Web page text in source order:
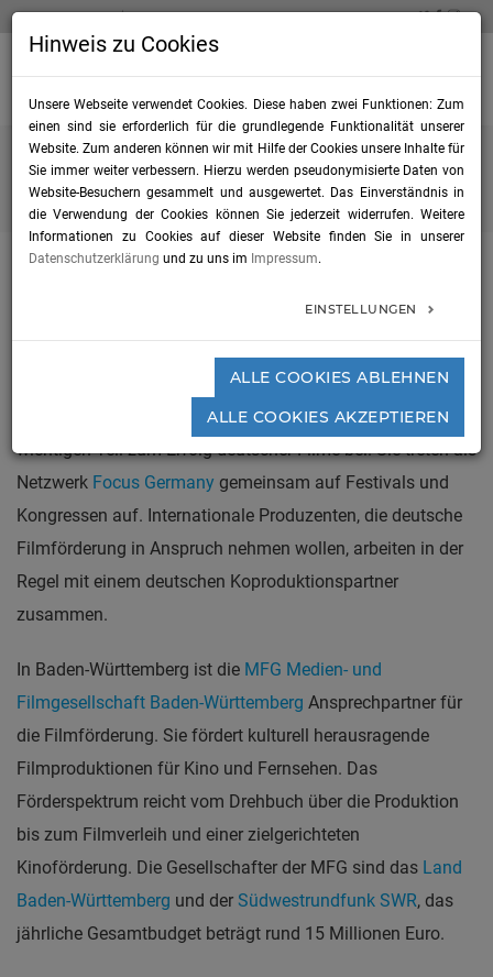
TELEFON 0711 / 22 835 726 INFO@FILM-NECKARALB.DE
Filmregion Neckar-Alb Filmförderung
Neben den nationalen Fördereinrichtungen tragen die
regionalen Filmförderungen der Bundesländer einen
wichtigen Teil zum Erfolg deutscher Filme bei. Sie treten als
Netzwerk Focus Germany gemeinsam auf Festivals und
Kongressen auf. Internationale Produzenten, die deutsche
Filmförderung in Anspruch nehmen wollen, arbeiten in der
Regel mit einem deutschen Koproduktionspartner
zusammen.
In Baden-Württemberg ist die MFG Medien- und
Filmgesellschaft Baden-Württemberg Ansprechpartner für
die Filmförderung. Sie fördert kulturell herausragende
Filmproduktionen für Kino und Fernsehen. Das
Förderspektrum reicht vom Drehbuch über die Produktion
bis zum Filmverleih und einer zielgerichteten
Kinoförderung. Die Gesellschafter der MFG sind das Land
Baden-Württemberg und der Südwestrundfunk SWR, das
jährliche Gesamtbudget beträgt rund 15 Millionen Euro.
Hinweis zu Cookies
Unsere Webseite verwendet Cookies. Diese haben zwei Funktionen: Zum
einen sind sie erforderlich für die grundlegende Funktionalität unserer
Website. Zum anderen können wir mit Hilfe der Cookies unsere Inhalte für
Sie immer weiter verbessern. Hierzu werden pseudonymisierte Daten von
Website-Besuchern gesammelt und ausgewertet. Das Einverständnis in
die Verwendung der Cookies können Sie jederzeit widerrufen. Weitere
Informationen zu Cookies auf dieser Website finden Sie in unserer
Datenschutzerklärung und zu uns im Impressum.
EINSTELLUNGEN
ALLE COOKIES ABLEHNEN
ALLE COOKIES AKZEPTIEREN